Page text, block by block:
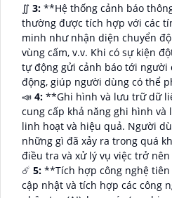
∬ 3: **Hệ thống cảnh báo
thường được tích hợp với các
minh như nhận diện chuyển
vùng cấm, v.v. Khi có sự kiện
tự động gửi cảnh báo tới
động, giúp người dùng có thể
📣 4: **Ghi hình và lưu trữ dữ
cung cấp khả năng ghi hình
linh hoạt và hiệu quả. Người
những gì đã xảy ra trong quá
điều tra và xử lý vụ việc trở
☄️ 5: **Tích hợp công nghệ
cập nhật và tích hợp các công